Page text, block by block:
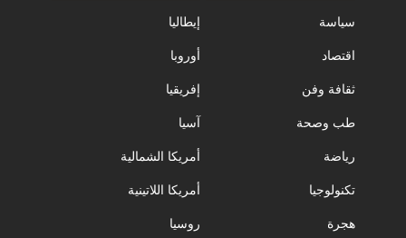
سياسة
اقتصاد
ثقافة وفن
طب وصحة
رياضة
تكنولوجيا
هجرة
إيطاليا
أوروبا
إفريقيا
آسيا
أمريكا الشمالية
أمريكا اللاتينية
روسيا